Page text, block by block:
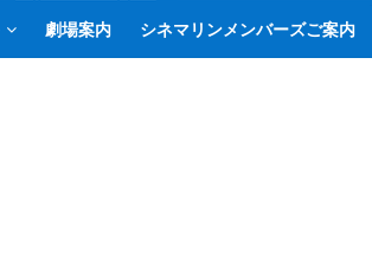
劇場案内 シネマリンメンバーズご案内